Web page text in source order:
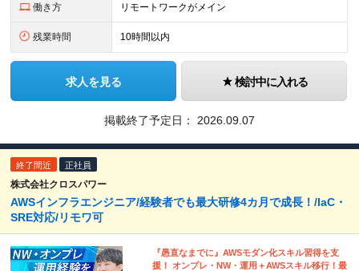
働き方 リモートワークがメイン
残業時間 10時間以内
求人を見る 検討中に入れる
掲載終了予定日： 2026.09.07
終了間近 正社員
株式会社クロスパワー
AWSインフラエンジニア/経験者でも最大研修4カ月で成長！/IaC・
SRE対応/リモワ可
『愚直なまでに』AWSモダン化スキル習得を支
援！ オンプレ・NW・運用＋AWSスキル移行！最